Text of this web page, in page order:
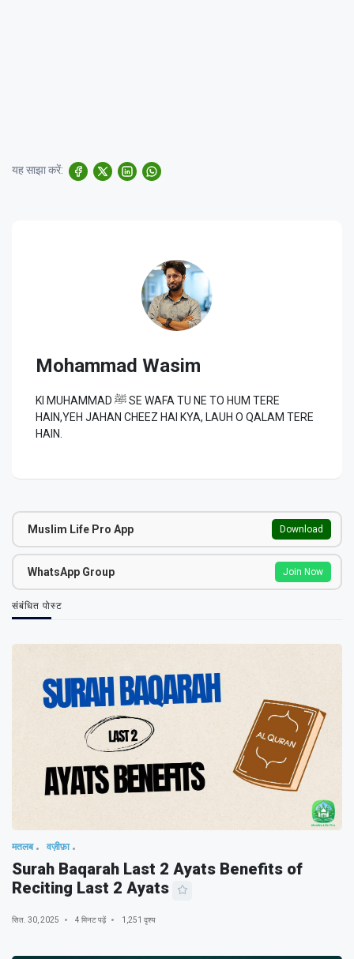
यह साझा करें:
Mohammad Wasim
KI MUHAMMAD ﷺ SE WAFA TU NE TO HUM TERE
HAIN,YEH JAHAN CHEEZ HAI KYA, LAUH O QALAM TERE
HAIN.
Muslim Life Pro App Download
WhatsApp Group Join Now
संबंधित पोस्ट
मतलब वज़ीफ़ा
Surah Baqarah Last 2 Ayats Benefits of
Reciting Last 2 Ayats
सित. 30, 2025 4 मिनट पढ़ें 1,251 दृश्य